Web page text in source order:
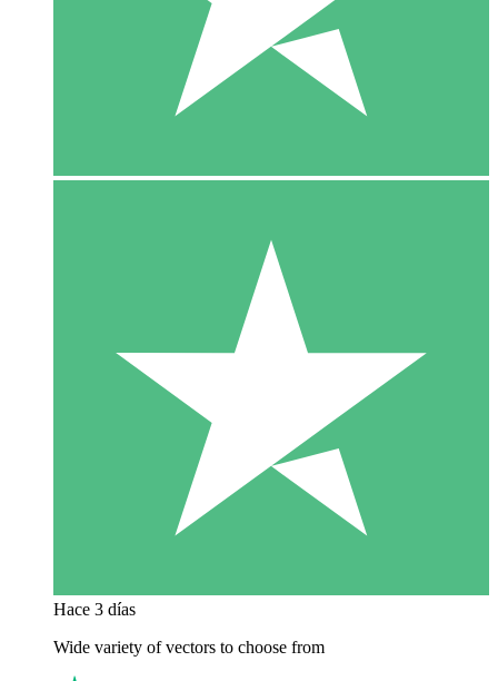
Hace 3 días
Wide variety of vectors to choose from